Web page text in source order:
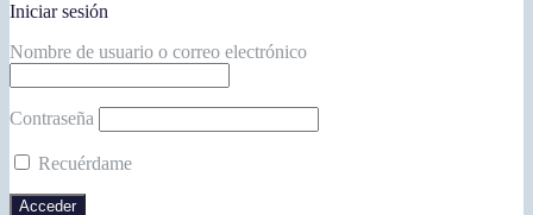
Iniciar sesión
Nombre de usuario o correo electrónico
Contraseña
Recuérdame